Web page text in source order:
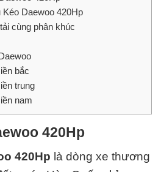
Daewoo 420Hp
cùng phân khúc
bắc
trung
nam
420Hp
420Hp là dòng xe thương